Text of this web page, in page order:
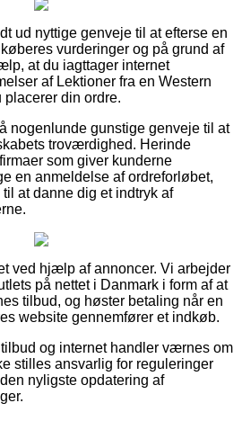
ud nyttige genveje til at efterse en
vurderinger og på grund af
at du iagttager internet
af Lektioner fra en Western
placerer din ordre.
nogenlunde gunstige genveje til at
troværdighed. Herinde
som giver kunderne
en anmeldelse af ordreforløbet,
at danne dig et indtryk af
ved hjælp af annoncer. Vi arbejder
på nettet i Danmark i form af at
tilbud, og høster betaling når en
website gennemfører et indkøb.
og internet handler værnes om
stilles ansvarlig for reguleringer
nyligste opdatering af